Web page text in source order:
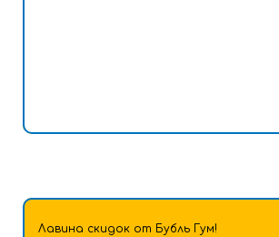
Лавина скидок от Бубль Гум!